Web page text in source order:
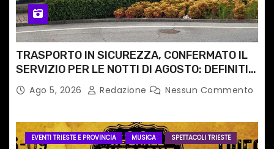
TRASPORTO IN SICUREZZA, CONFERMATO IL
SERVIZIO PER LE NOTTI DI AGOSTO: DEFINITI
PERCORSI, FERMATE E ORARIO
Ago 5, 2026 Redazione Nessun Commento
EVENTI TRIESTE E PROVINCIA MUSICA SPETTACOLI TRIESTE